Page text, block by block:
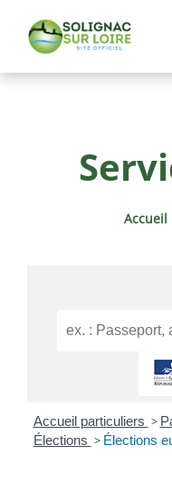
Vie Pratique
Culture & Loisirs
Service Public
Accueil
Accueil particuliers >
Élections > Élections